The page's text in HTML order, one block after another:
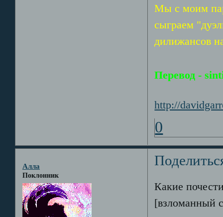
Мы с моим
сыграем
дилижансов
Перевод -
http://
0
Алла
Поклонник
Какие
[взломанный